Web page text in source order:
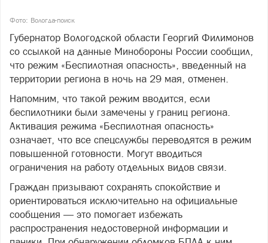
Фото: Вологда-поиск
Губернатор Вологодской области Георгий Филимонов
со ссылкой на данные Минобороны России сообщил,
что режим «Беспилотная опасность», введенный на
территории региона в ночь на 29 мая, отменен.
Напомним, что такой режим вводится, если
беспилотники были замечены у границ региона.
Активация режима «Беспилотная опасность»
означает, что все спецслужбы переводятся в режим
повышенной готовности. Могут вводиться
ограничения на работу отдельных видов связи.
Граждан призывают сохранять спокойствие и
ориентироваться исключительно на официальные
сообщения — это помогает избежать
распространения недостоверной информации и